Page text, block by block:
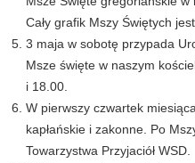
Cały grafik Mszy Świętych
3 maja w sobotę przypada
Msze święte w naszym
i 18.00.
W pierwszy czwartek
kapłańskie i zakonne. Po
Towarzystwa Przyjaciół WSD.